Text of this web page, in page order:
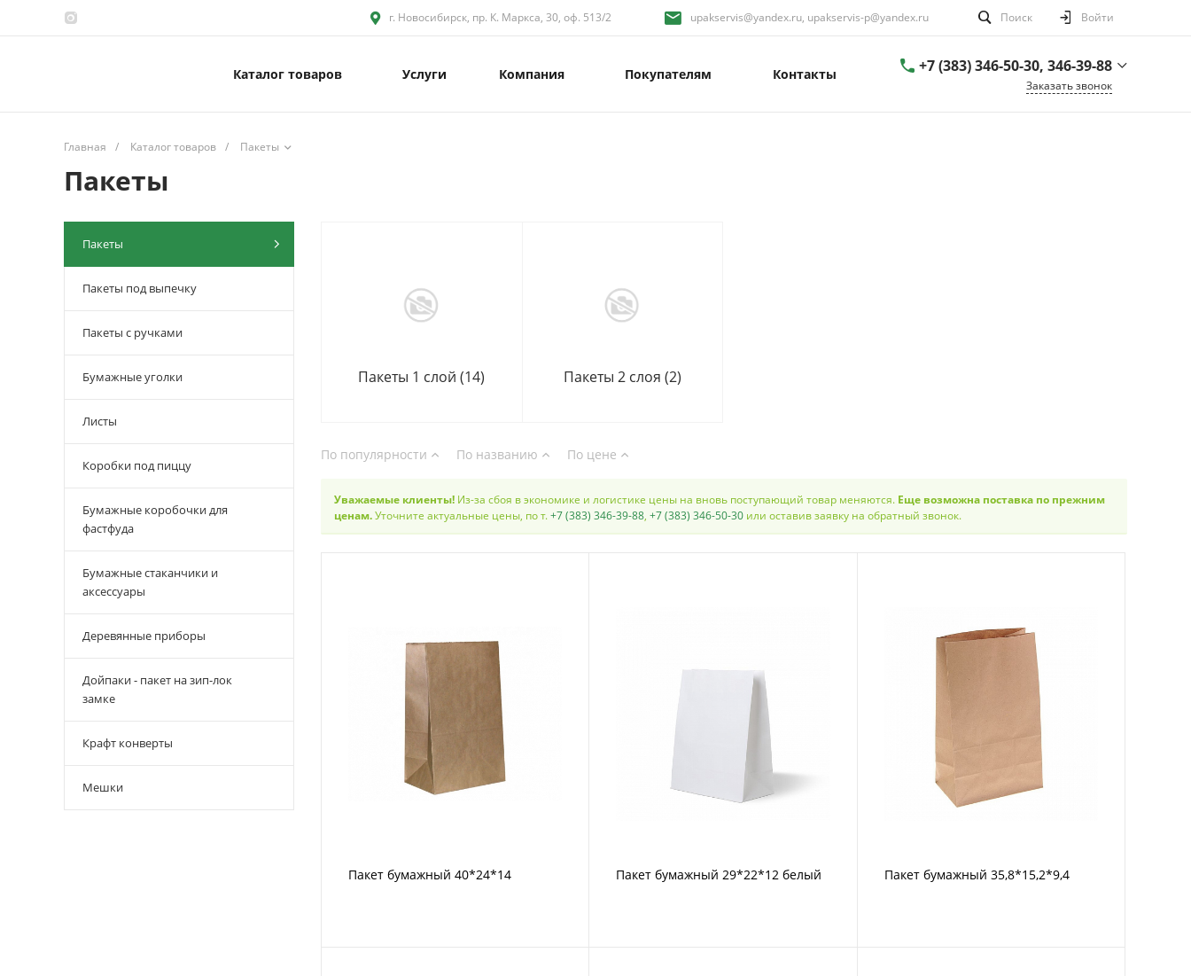
г. Новосибирск, пр. К. Маркса, 30, оф. 513/2 upakservis@yandex.ru, upakservis-p@yandex.ru Поиск Войти
Каталог товаров Услуги Компания Покупателям Контакты +7 (383) 346-50-30, 346-39-88
Заказать звонок
Главная / Каталог товаров / Пакеты
Пакеты
Пакеты
Пакеты под выпечку
Пакеты с ручками
Бумажные уголки
Листы
Коробки под пиццу
Бумажные коробочки для
фастфуда
Бумажные стаканчики и
аксессуары
Деревянные приборы
Дойпаки - пакет на зип-лок
замке
Крафт конверты
Мешки
Пакеты 1 слой(14) Пакеты 2 слоя (2)
По популярности По названию По цене
Уважаемые клиенты! Из-за сбоя в экономике и логистике цены на вновь поступающий товар меняются. Еще возможна поставка по прежним
ценам.Уточните актуальные цены, по т.+7 (383) 346-39-88, +7 (383) 346-50-30 или оставив заявку на обратный звонок.
Пакет бумажный 40*24*14 Пакет бумажный 29*22*12 белый Пакет бумажный 35,8*15,2*9,4